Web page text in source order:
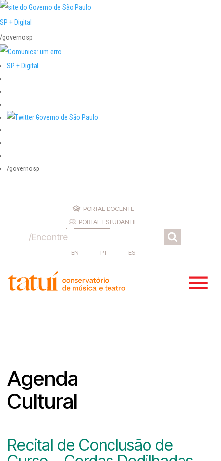
SP + Digital
/governosp
SP + Digital
/governosp
PORTAL DOCENTE
PORTAL ESTUDANTIL
EN PT ES
Agenda
Cultural
Recital de Conclusão de